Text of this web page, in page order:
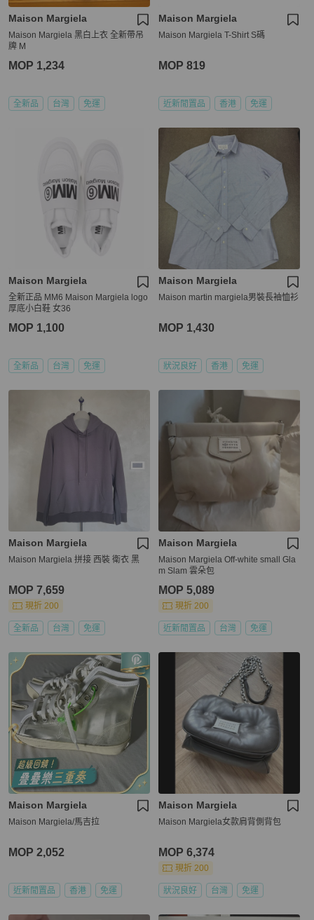
Maison Margiela
Maison Margiela 黑白上衣 全新帶吊
牌 M
MOP 1,234
全新品 台灣 免運
Maison Margiela
Maison Margiela T-Shirt S碼
MOP 819
近新閒置品 香港 免運
Maison Margiela
全新正品 MM6 Maison Margiela logo
厚底小白鞋 女36
MOP 1,100
全新品 台灣 免運
Maison Margiela
Maison martin margiela男裝長袖恤衫
MOP 1,430
狀況良好 香港 免運
Maison Margiela
Maison Margiela 拼接 西裝 衛衣 黑
MOP 7,659
現折 200
全新品 台灣 免運
Maison Margiela
Maison Margiela Off-white small Gla
m Slam 雲朵包
MOP 5,089
現折 200
近新閒置品 台灣 免運
Maison Margiela
Maison Margiela/馬吉拉
MOP 2,052
近新閒置品 香港 免運
Maison Margiela
Maison Margiela女款肩背側背包
MOP 6,374
現折 200
狀況良好 台灣 免運